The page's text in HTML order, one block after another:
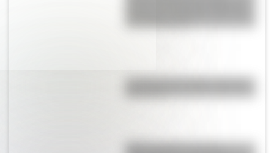
descargar gratis
SESC Pompéia: historia y